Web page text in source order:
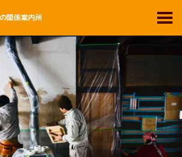
関係案内所